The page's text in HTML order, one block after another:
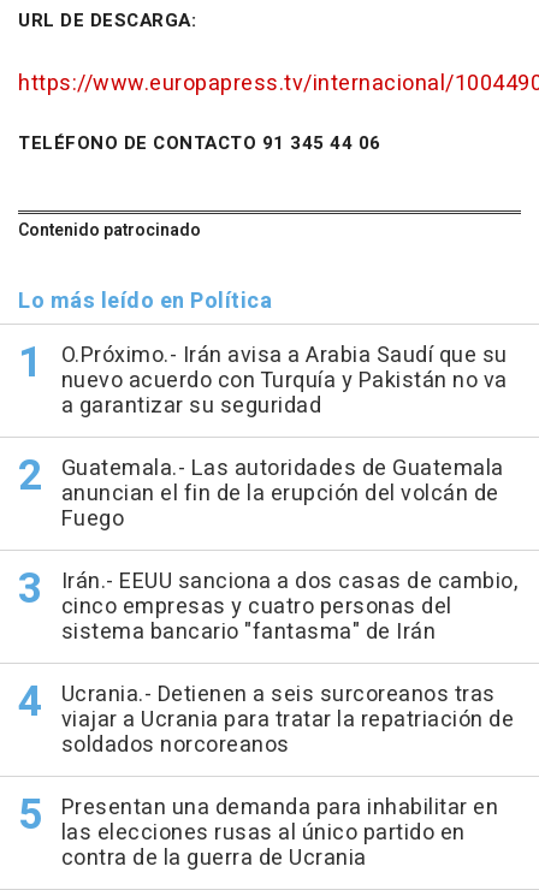
URL DE DESCARGA:
https://www.europapress.tv/internacional/
TELÉFONO DE CONTACTO 91 345 44 06
Contenido patrocinado
Lo más leído en Política
O.Próximo.- Irán avisa a Arabia Saudí que su
nuevo acuerdo con Turquía y Pakistán no va
a garantizar su seguridad
Guatemala.- Las autoridades de Guatemala
anuncian el fin de la erupción del volcán de
Fuego
Irán.- EEUU sanciona a dos casas de cambio,
cinco empresas y cuatro personas del
sistema bancario "fantasma" de Irán
Ucrania.- Detienen a seis surcoreanos tras
viajar a Ucrania para tratar la repatriación de
soldados norcoreanos
Presentan una demanda para inhabilitar en
las elecciones rusas al único partido en
contra de la guerra de Ucrania